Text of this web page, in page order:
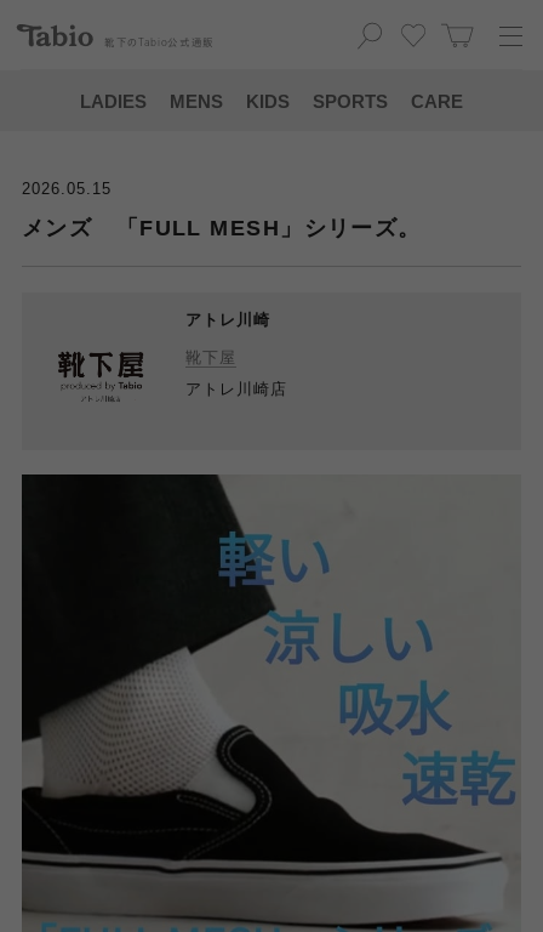
靴下の Tabio 公式通販
LADIES MENS KIDS SPORTS CARE
2026.05.15
メンズ 「FULL MESH」シリーズ。
アトレ川崎
靴下屋
アトレ川崎店